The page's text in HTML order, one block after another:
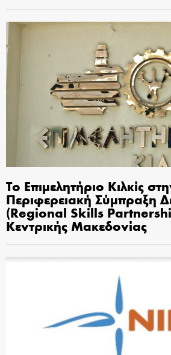
Το Επιμελητήριο Κιλκίς
Περιφερειακή Σύμπραξη
(Regional Skills
Κεντρικής Μακεδονίας